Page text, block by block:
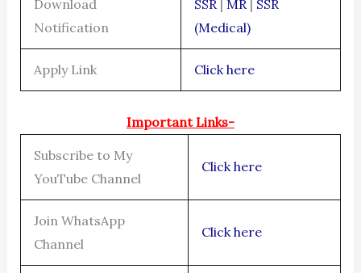
Download
Notification
SSR| MR| SSR
(Medical)
Apply Link Click here
Important Links-
Subscribe to My
YouTube Channel
Click here
Join WhatsApp
Channel
Click here